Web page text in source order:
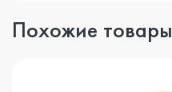
Похожие товары